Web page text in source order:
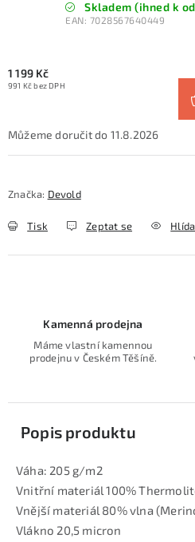
Skladem (ihned k
EAN: 7028567640449
1 199 Kč
991 Kč bez DPH
11.8.2026
Značka: Devold
Tisk Zeptat se
Kamenná prodejna
Máme vlastní kamennou
prodejnu v Českém Těšíně.
Popis produktu
Váha: 205 g/m2
Vnitřní materiál 100%
Vnější materiál 80% vlna
Vlákno 20,5 micron